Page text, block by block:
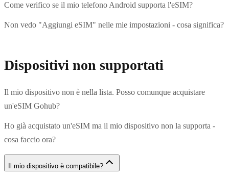
Come verifico se il mio telefono Android supporta l'eSIM?
Non vedo "Aggiungi eSIM" nelle mie impostazioni - cosa significa?
Dispositivi non supportati
Il mio dispositivo non è nella lista. Posso comunque acquistare
un'eSIM Gohub?
Ho già acquistato un'eSIM ma il mio dispositivo non la supporta -
cosa faccio ora?
Il mio dispositivo è compatibile?